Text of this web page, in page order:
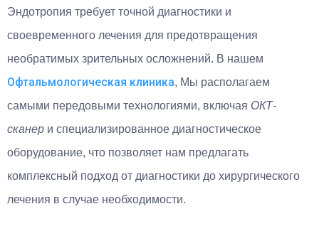
Эндотропия требует точной диагностики и
своевременного лечения для предотвращения
необратимых зрительных осложнений. В нашем
Офтальмологическая клиника, Мы располагаем
самыми передовыми технологиями, включая ОКТ-
сканер и специализированное диагностическое
оборудование, что позволяет нам предлагать
комплексный подход от диагностики до хирургического
лечения в случае необходимости.